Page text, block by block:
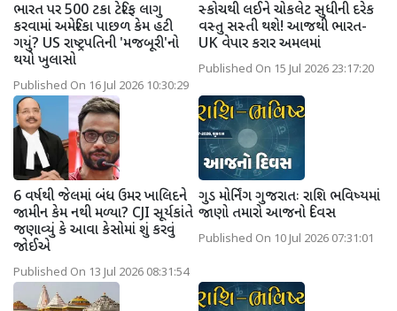
ભારત પર 500 ટકા ટેરિફ લાગુ
કરવામાં અમેરિકા પાછળ કેમ હટી
ગયું? US રાષ્ટ્રપતિની 'મજબૂરી'નો
થયો ખુલાસો
Published On 16 Jul 2026 10:30:29
સ્કોચથી લઈને ચોકલેટ સુધીની દરેક
વસ્તુ સસ્તી થશે! આજથી ભારત-
UK વેપાર કરાર અમલમાં
Published On 15 Jul 2026 23:17:20
6 વર્ષથી જેલમાં બંધ ઉમર ખાલિદને
જામીન કેમ નથી મળ્યા? CJI સૂર્યકાંતે
જણાવ્યું કે આવા કેસોમાં શું કરવું
જોઈએ
Published On 13 Jul 2026 08:31:54
ગુડ મોર્નિંગ ગુજરાતઃ રાશિ ભવિષ્યમાં
જાણો તમારો આજનો દિવસ
Published On 10 Jul 2026 07:31:01